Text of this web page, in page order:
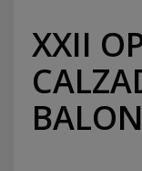
XXII